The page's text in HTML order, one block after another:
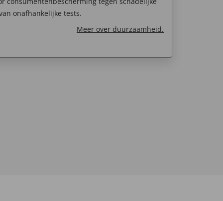
onafhankelijke tests.
Meer over duurzaamheid.